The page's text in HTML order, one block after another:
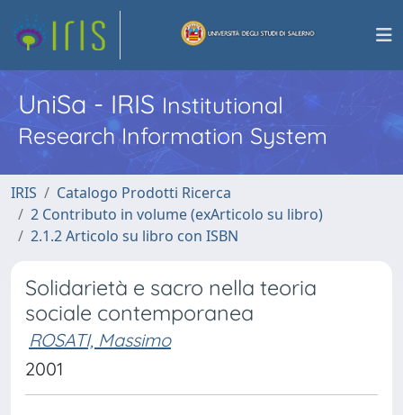
UniSa - IRISInstitutional
Research Information System
IRIS
Catalogo Prodotti Ricerca
2 Contributo in volume (exArticolo su libro)
2.1.2 Articolo su libro con ISBN
Solidarietà e sacro nella teoria
sociale contemporanea
ROSATI, Massimo
2001